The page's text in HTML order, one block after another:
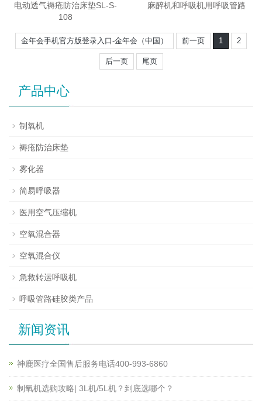
电动透气褥疮防治床垫SL-S-
108
麻醉机和呼吸机用呼吸管路
金年会手机官方版登录入口-金年会（中国） 前一页 1 2
后一页 尾页
产品中心
制氧机
褥疮防治床垫
雾化器
简易呼吸器
医用空气压缩机
空氧混合器
空氧混合仪
急救转运呼吸机
呼吸管路硅胶类产品
新闻资讯
神鹿医疗全国售后服务电话400-993-6860
制氧机选购攻略| 3L机/5L机？到底选哪个？